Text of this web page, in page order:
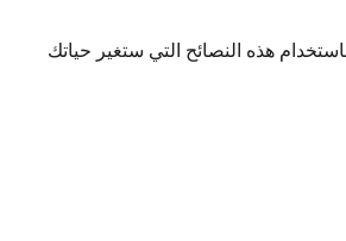
هذه النصائح التي ستغير حياتك